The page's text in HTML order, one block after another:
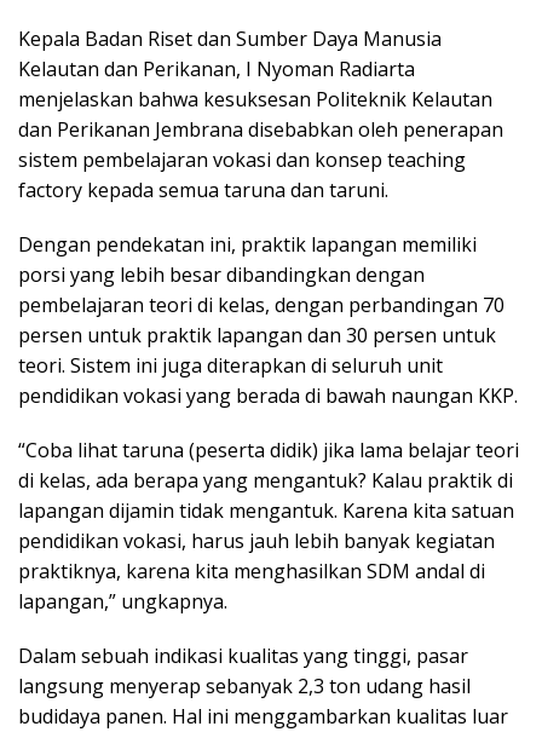
Kepala Badan Riset dan Sumber Daya Manusia
Kelautan dan Perikanan, I Nyoman Radiarta
menjelaskan bahwa kesuksesan Politeknik Kelautan
dan Perikanan Jembrana disebabkan oleh penerapan
sistem pembelajaran vokasi dan konsep teaching
factory kepada semua taruna dan taruni.
Dengan pendekatan ini, praktik lapangan memiliki
porsi yang lebih besar dibandingkan dengan
pembelajaran teori di kelas, dengan perbandingan 70
persen untuk praktik lapangan dan 30 persen untuk
teori. Sistem ini juga diterapkan di seluruh unit
pendidikan vokasi yang berada di bawah naungan KKP.
“Coba lihat taruna (peserta didik) jika lama belajar teori
di kelas, ada berapa yang mengantuk? Kalau praktik di
lapangan dijamin tidak mengantuk. Karena kita satuan
pendidikan vokasi, harus jauh lebih banyak kegiatan
praktiknya, karena kita menghasilkan SDM andal di
lapangan,” ungkapnya.
Dalam sebuah indikasi kualitas yang tinggi, pasar
langsung menyerap sebanyak 2,3 ton udang hasil
budidaya panen. Hal ini menggambarkan kualitas luar